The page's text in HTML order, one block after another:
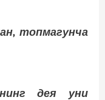
топмагунча
дея уни